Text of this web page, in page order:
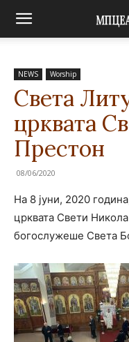
NEWS Worship
Света
црквата
Престон
08/06/2020
На 8 јуни, 2020
црквата Свети
богослужеше Света